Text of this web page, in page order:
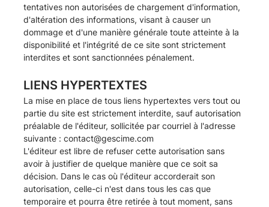
tentatives non autorisées de chargement d'information,
d'altération des informations, visant à causer un
dommage et d'une manière générale toute atteinte à la
disponibilité et l'intégrité de ce site sont strictement
interdites et sont sanctionnées pénalement.
LIENS HYPERTEXTES
La mise en place de tous liens hypertextes vers tout ou
partie du site est strictement interdite, sauf autorisation
préalable de l'éditeur, sollicitée par courriel à l'adresse
suivante : contact@gescime.com
L'éditeur est libre de refuser cette autorisation sans
avoir à justifier de quelque manière que ce soit sa
décision. Dans le cas où l'éditeur accorderait son
autorisation, celle-ci n'est dans tous les cas que
temporaire et pourra être retirée à tout moment, sans